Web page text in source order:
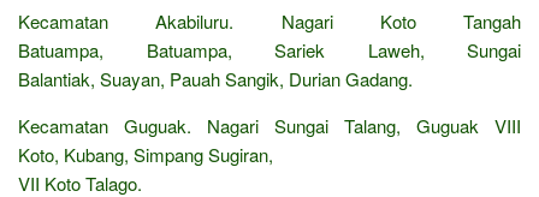
Kecamatan Akabiluru. Nagari Koto Tangah
Batuampa, Batuampa, Sariek Laweh, Sungai
Balantiak, Suayan, Pauah Sangik, Durian Gadang.
Kecamatan Guguak. Nagari Sungai Talang, Guguak VIII
Koto, Kubang, Simpang Sugiran,
VII Koto Talago.